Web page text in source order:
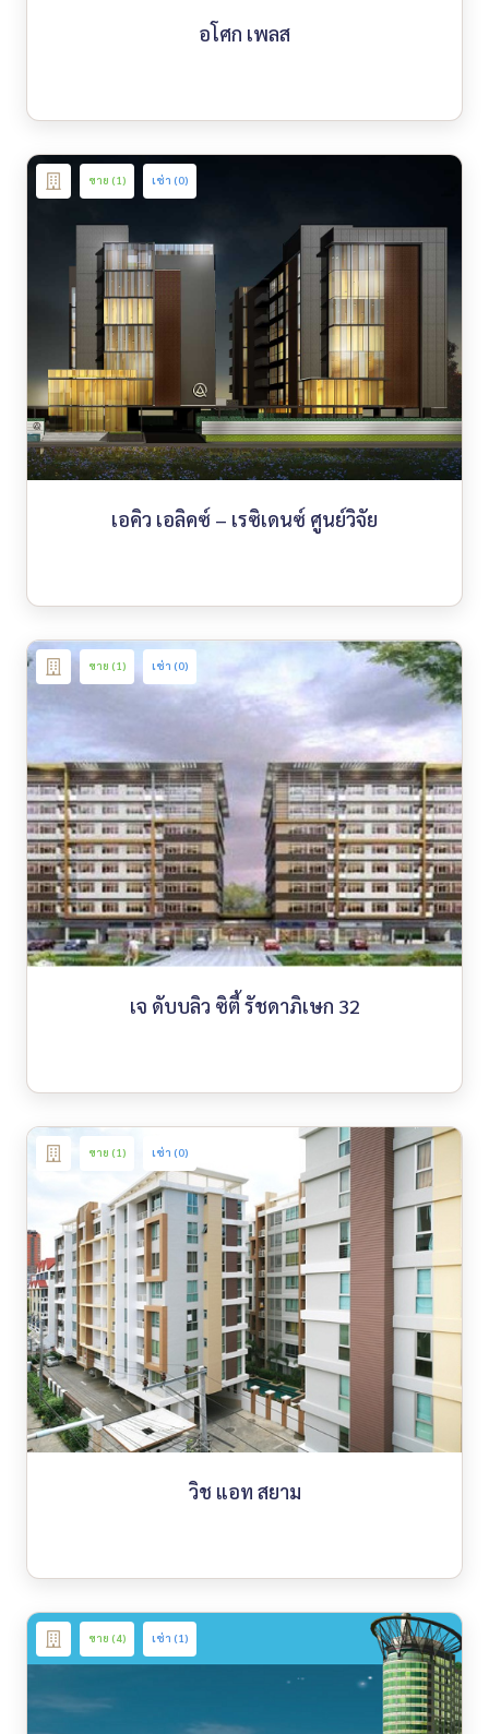
อโศก เพลส
ขาย (1) เช่า (0)
เอคิว เอลิคซ์ – เรซิเดนซ์ ศูนย์วิจัย
ขาย (1) เช่า (0)
เจ ดับบลิว ซิตี้ รัชดาภิเษก 32
ขาย (1) เช่า (0)
วิช แอท สยาม
ขาย (4) เช่า (1)